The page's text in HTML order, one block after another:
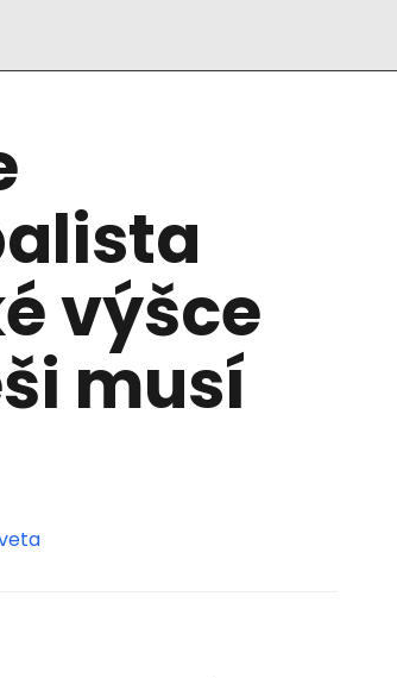
výšce
musí